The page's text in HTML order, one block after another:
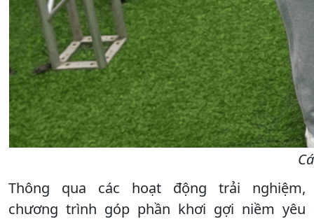
Thông qua các hoạt động trải nghiệm,
chương trình góp phần khơi gợi niềm yêu